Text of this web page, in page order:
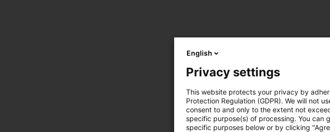
English
Privacy settings
This website protects your privacy by
Protection Regulation (GDPR). We will not
consent to and only to the extent not
specific purpose(s) of processing. You can
specific purposes below or by clicking